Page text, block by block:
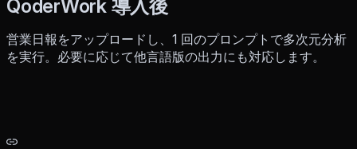
QoderWork 導入後
営業日報をアップロードし、1 回のプロンプトで多次元分析
を実行。必要に応じて他言語版の出力にも対応します。